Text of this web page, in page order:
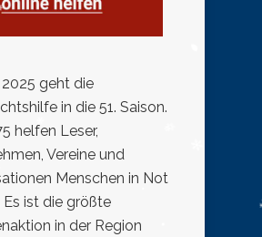
2025 geht die
in die 51. Saison.
helfen Leser,
Vereine und
Menschen in Not
Es ist die größte
in der Region